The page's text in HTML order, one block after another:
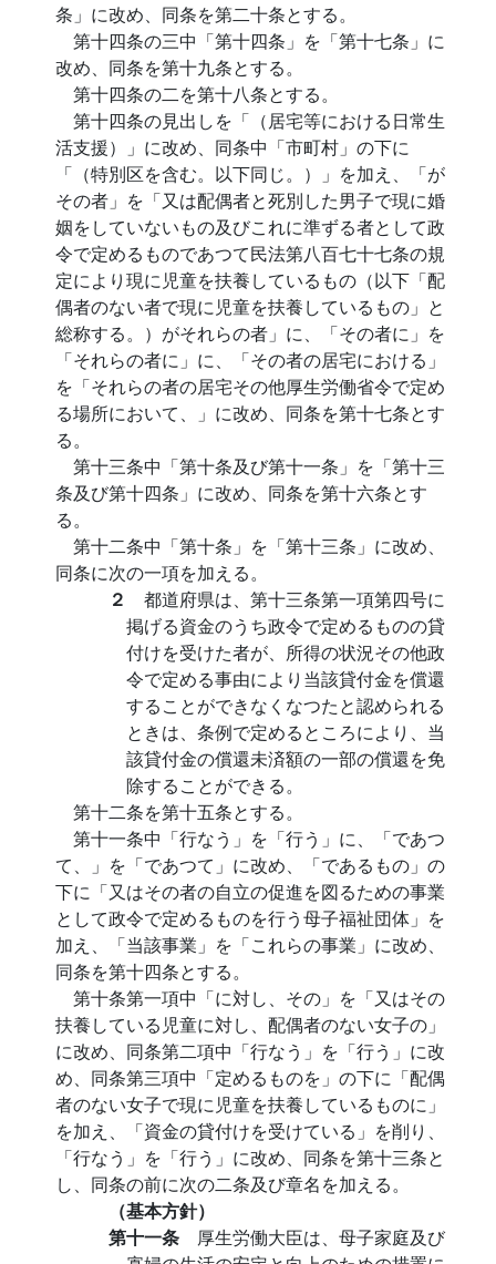
条」に改め、同条を第二十条とする。
第十四条の三中「第十四条」を「第十七条」に
改め、同条を第十九条とする。
第十四条の二を第十八条とする。
第十四条の見出しを「（居宅等における日常生
活支援）」に改め、同条中「市町村」の下に
「（特別区を含む。以下同じ。）」を加え、「が
その者」を「又は配偶者と死別した男子で現に婚
姻をしていないもの及びこれに準ずる者として政
令で定めるものであつて民法第八百七十七条の規
定により現に児童を扶養しているもの（以下「配
偶者のない者で現に児童を扶養しているもの」と
総称する。）がそれらの者」に、「その者に」を
「それらの者に」に、「その者の居宅における」
を「それらの者の居宅その他厚生労働省令で定め
る場所において、」に改め、同条を第十七条とす
る。
第十三条中「第十条及び第十一条」を「第十三
条及び第十四条」に改め、同条を第十六条とす
る。
第十二条中「第十条」を「第十三条」に改め、
同条に次の一項を加える。
２ 都道府県は、第十三条第一項第四号に
掲げる資金のうち政令で定めるものの貸
付けを受けた者が、所得の状況その他政
令で定める事由により当該貸付金を償還
することができなくなつたと認められる
ときは、条例で定めるところにより、当
該貸付金の償還未済額の一部の償還を免
除することができる。
第十二条を第十五条とする。
第十一条中「行なう」を「行う」に、「であつ
て、」を「であつて」に改め、「であるもの」の
下に「又はその者の自立の促進を図るための事業
として政令で定めるものを行う母子福祉団体」を
加え、「当該事業」を「これらの事業」に改め、
同条を第十四条とする。
第十条第一項中「に対し、その」を「又はその
扶養している児童に対し、配偶者のない女子の」
に改め、同条第二項中「行なう」を「行う」に改
め、同条第三項中「定めるものを」の下に「配偶
者のない女子で現に児童を扶養しているものに」
を加え、「資金の貸付けを受けている」を削り、
「行なう」を「行う」に改め、同条を第十三条と
し、同条の前に次の二条及び章名を加える。
（基本方針）
第十一条 厚生労働大臣は、母子家庭及び